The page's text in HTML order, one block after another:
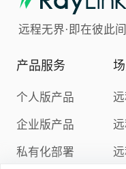
远程无界·即在彼此间
产品服务
个人版产品
企业版产品
私有化部署